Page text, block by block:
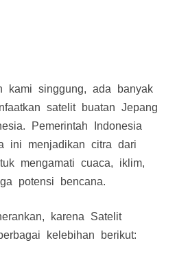
kami singgung, ada banyak
satelit buatan Jepang
Pemerintah Indonesia
ini menjadikan citra dari
mengamati cuaca, iklim,
potensi bencana.
karena Satelit
kelebihan berikut: